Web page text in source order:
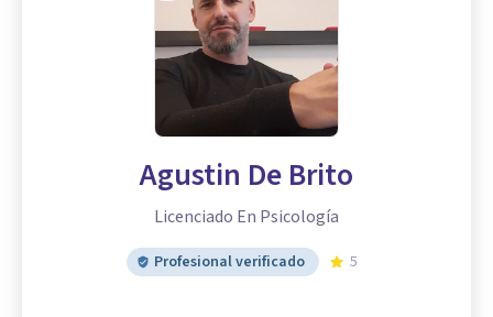
Agustin De Brito
Licenciado En Psicología
Profesional verificado 5